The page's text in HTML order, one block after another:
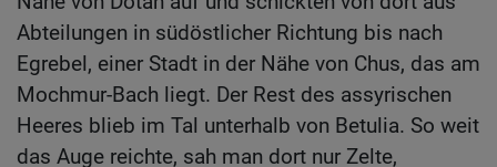
Abteilungen in südöstlicher Richtung bis nach
Egrebel, einer Stadt in der Nähe von Chus, das am
Mochmur-Bach liegt. Der Rest des assyrischen
Heeres blieb im Tal unterhalb von Betulia. So weit
das Auge reichte, sah man dort nur Zelte,